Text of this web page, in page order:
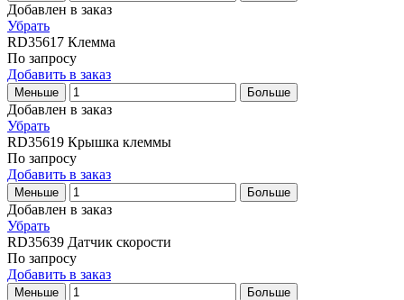
Добавлен в заказ
Убрать
RD35617 Клемма
По запросу
Добавить в заказ
Меньше Больше
Добавлен в заказ
Убрать
RD35619 Крышка клеммы
По запросу
Добавить в заказ
Меньше Больше
Добавлен в заказ
Убрать
RD35639 Датчик скорости
По запросу
Добавить в заказ
Меньше Больше